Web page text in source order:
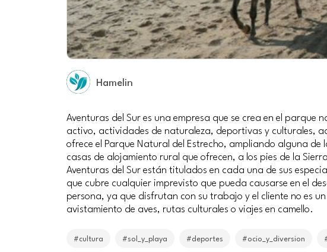
Hamelin
Aventuras del Sur es una empresa que se crea en el
activo, actividades de naturaleza, deportivas y culturales,
ofrece el Parque Natural del Estrecho, ampliando alguna
casas de alojamiento rural que ofrecen, a los pies de la
Aventuras del Sur están titulados en cada una de sus
que cubre cualquier imprevisto que pueda causarse en el
persona, ya que disfrutan con su trabajo y el cliente no es
avistamiento de aves, rutas culturales o viajes en camello.
#cultura #sol_y_playa #deportes #ocio_y_diversion